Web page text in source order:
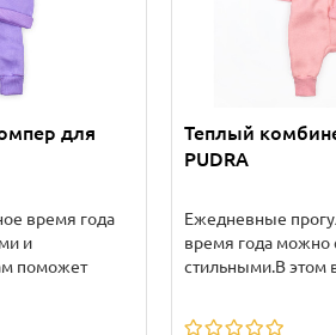
для
время года
и
поможет
Теплый
PUDRA
Ежедневные
время года можно
стильными.В этом